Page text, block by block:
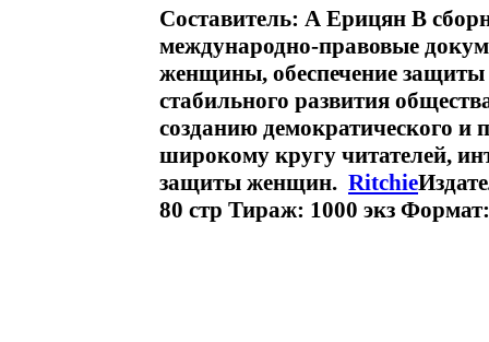
Составитель: А Ерицян В
международно-правовые
женщины, обеспечение
стабильного развития
созданию демократического и
широкому кругу читателей,
защиты женщин. Ritchie
80 стр Тираж: 1000 экз